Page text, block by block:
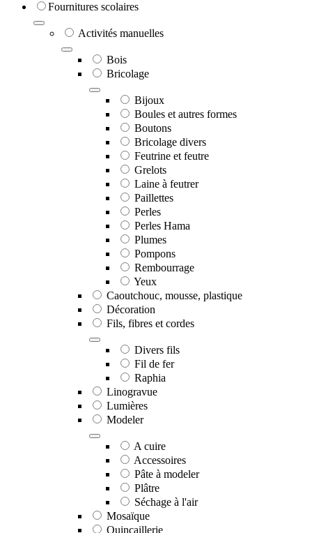
​Fournitures scolaires
Activités manuelles
Bois
Bricolage
Bijoux
Boules et autres formes
Boutons
Bricolage divers
Feutrine et feutre
Grelots
Laine à feutrer
Paillettes
Perles
Perles Hama
Plumes
Pompons
Rembourrage
Yeux
Caoutchouc, mousse, plastique
Décoration
Fils, fibres et cordes
Divers fils
Fil de fer
Raphia
Linogravue
Lumières
Modeler
A cuire
Accessoires
Pâte à modeler
Plâtre
Séchage à l'air
Mosaïque
Quincaillerie